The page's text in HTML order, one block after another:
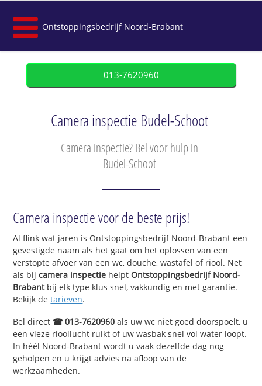
Ontstoppingsbedrijf Noord-Brabant
013-7620960
Camera inspectie Budel-Schoot
Camera inspectie? Bel voor hulp in
Budel-Schoot
Camera inspectie voor de beste prijs!
Al flink wat jaren is Ontstoppingsbedrijf Noord-Brabant een
gevestigde naam als het gaat om het oplossen van een
verstopte afvoer van een wc, douche, wastafel of riool. Net
als bijcamera inspectie helptOntstoppingsbedrijf Noord-
Brabantbij elk type klus snel, vakkundig en met garantie.
Bekijk detarieven.
Bel direct ☎ 013-7620960 als uw wc niet goed doorspoelt, u
een vieze rioollucht ruikt of uw wasbak snel vol water loopt.
In héél Noord-Brabant wordt u vaak dezelfde dag nog
geholpen en u krijgt advies na afloop van de
werkzaamheden.